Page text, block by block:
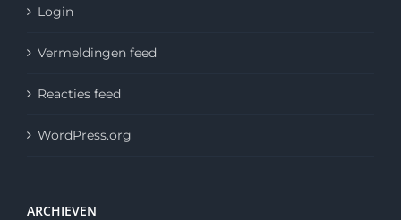
Login
Vermeldingen feed
Reacties feed
WordPress.org
ARCHIEVEN